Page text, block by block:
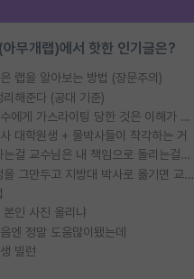
무개랩)에서 핫한 인기글은?
랩을 알아보는 방법 (장문주의)
해준다 (공대 기준)
대학원생들 교수에게 가스라이팅 당한 것은 이해가 갑니다. 안타깝네요.
대학원생 + 물박사들이 착각하는 거
왜 후배가 못하는걸 교수님은 내 책임으로 돌리는걸까요?
SSH 박사과정을 그만두고 지방대 박사로 옮기면 교수의 꿈은 끝일까요?
본인 사진 올리냐
엔 정말 도움많이됐는데
빌런